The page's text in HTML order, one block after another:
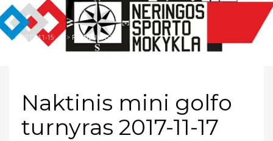
2017-11-15 / > PRANEŠIMAS
Naktinis mini golfo
turnyras 2017-11-17